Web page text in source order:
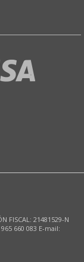
FISCAL: 21481529-N
660 083 E-mail: